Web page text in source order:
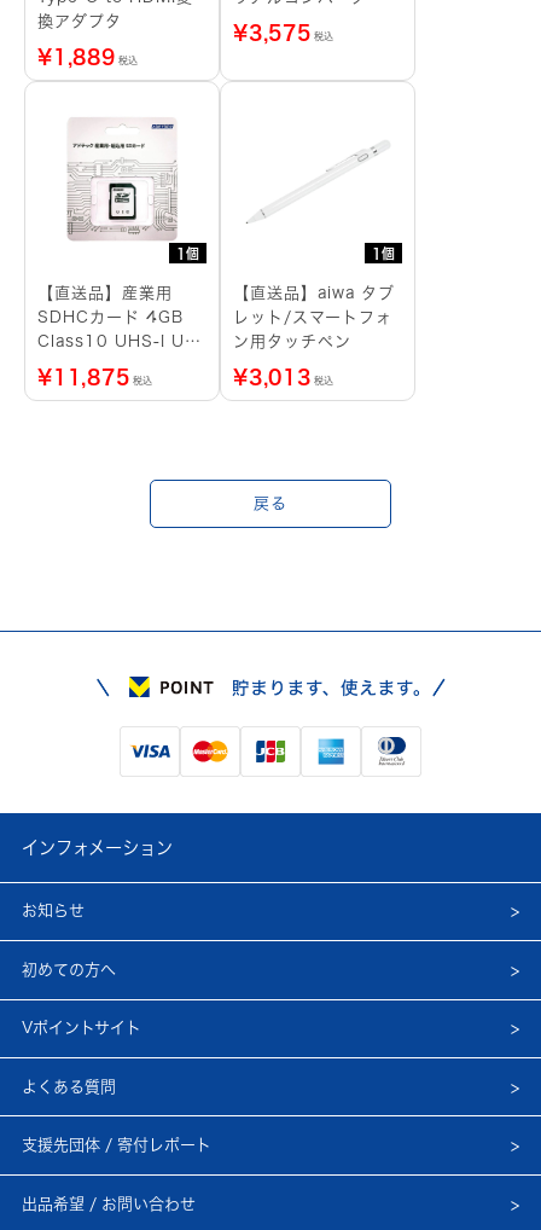
換アダプタ
¥1,889 税込
¥3,575 税込
1個
【直送品】産業用
SDHCカード 4GB
Class10 UHS-I U1
SLC ブリスターパッ
ケージ
¥11,875 税込
1個
【直送品】aiwa タブ
レット/スマートフォ
ン用タッチペン
¥3,013 税込
戻る
インフォメーション
お知らせ
初めての方へ
Vポイントサイト
よくある質問
支援先団体 / 寄付レポート
出品希望 / お問い合わせ